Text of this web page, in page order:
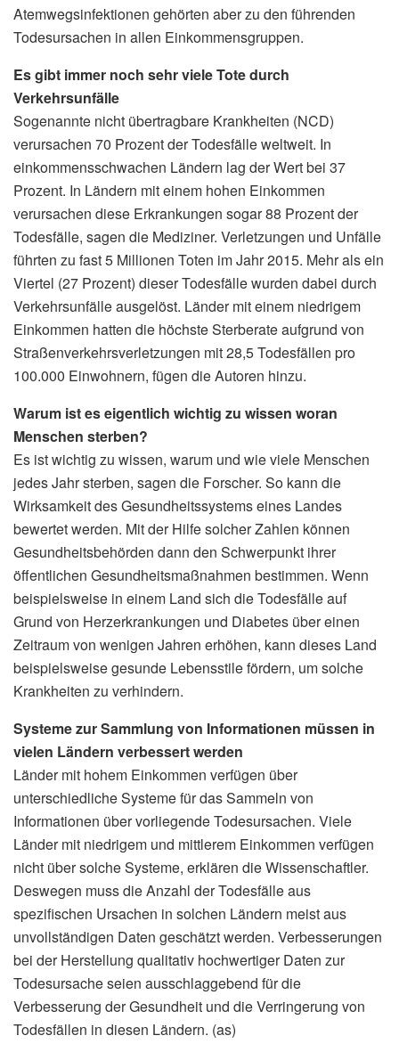
Atemwegsinfektionen gehörten aber zu den führenden
Todesursachen in allen Einkommensgruppen.
Es gibt immer noch sehr viele Tote durch
Verkehrsunfälle
Sogenannte nicht übertragbare Krankheiten (NCD)
verursachen 70 Prozent der Todesfälle weltweit. In
einkommensschwachen Ländern lag der Wert bei 37
Prozent. In Ländern mit einem hohen Einkommen
verursachen diese Erkrankungen sogar 88 Prozent der
Todesfälle, sagen die Mediziner. Verletzungen und Unfälle
führten zu fast 5 Millionen Toten im Jahr 2015. Mehr als ein
Viertel (27 Prozent) dieser Todesfälle wurden dabei durch
Verkehrsunfälle ausgelöst. Länder mit einem niedrigem
Einkommen hatten die höchste Sterberate aufgrund von
Straßenverkehrsverletzungen mit 28,5 Todesfällen pro
100.000 Einwohnern, fügen die Autoren hinzu.
Warum ist es eigentlich wichtig zu wissen woran
Menschen sterben?
Es ist wichtig zu wissen, warum und wie viele Menschen
jedes Jahr sterben, sagen die Forscher. So kann die
Wirksamkeit des Gesundheitssystems eines Landes
bewertet werden. Mit der Hilfe solcher Zahlen können
Gesundheitsbehörden dann den Schwerpunkt ihrer
öffentlichen Gesundheitsmaßnahmen bestimmen. Wenn
beispielsweise in einem Land sich die Todesfälle auf
Grund von Herzerkrankungen und Diabetes über einen
Zeitraum von wenigen Jahren erhöhen, kann dieses Land
beispielsweise gesunde Lebensstile fördern, um solche
Krankheiten zu verhindern.
Systeme zur Sammlung von Informationen müssen in
vielen Ländern verbessert werden
Länder mit hohem Einkommen verfügen über
unterschiedliche Systeme für das Sammeln von
Informationen über vorliegende Todesursachen. Viele
Länder mit niedrigem und mittlerem Einkommen verfügen
nicht über solche Systeme, erklären die Wissenschaftler.
Deswegen muss die Anzahl der Todesfälle aus
spezifischen Ursachen in solchen Ländern meist aus
unvollständigen Daten geschätzt werden. Verbesserungen
bei der Herstellung qualitativ hochwertiger Daten zur
Todesursache seien ausschlaggebend für die
Verbesserung der Gesundheit und die Verringerung von
Todesfällen in diesen Ländern. (as)